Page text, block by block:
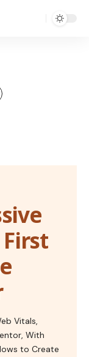
Vitals,
With
to Create